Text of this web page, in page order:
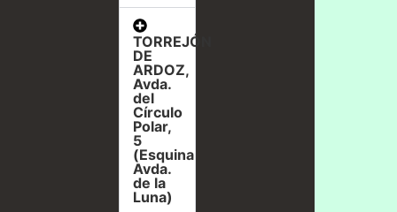
TORREJÓN
DE
ARDOZ,
Avda.
del
Círculo
Polar,
5
(Esquina
Avda.
de la
Luna)